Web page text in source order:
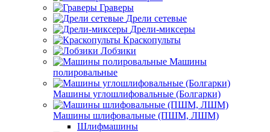
Граверы
Дрели сетевые
Дрели-миксеры
Краскопульты
Лобзики
Машины
полировальные
Машины углошлифовальные (Болгарки)
Машины шлифовальные (ПШМ, ЛШМ)
Шлифмашины